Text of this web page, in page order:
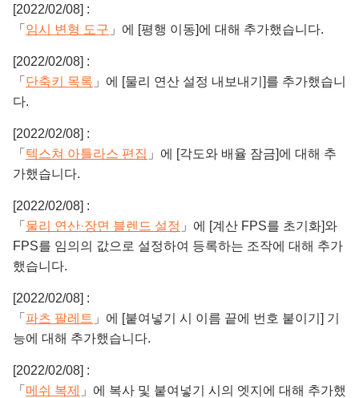
[2022/02/08] :
「 임시 변형 도구 」에 [평행 이동]에 대해 추가했습니다.
[2022/02/08] :
「 단축키 목록 」에 [물리 연산 설정 내보내기]를 추가했습니
다.
[2022/02/08] :
「 텍스쳐 아틀라스 편집 」에 [각도와 배율 잠금]에 대해 추
가했습니다.
[2022/02/08] :
「 물리 연산·장면 블렌드 설정 」에 [계산 FPS를 초기화]와
FPS를 임의의 값으로 설정하여 등록하는 조작에 대해 추가
했습니다.
[2022/02/08] :
「 파츠 팔레트 」에 [붙여넣기 시 이름 끝에 번호 붙이기] 기
능에 대해 추가했습니다.
[2022/02/08] :
「 메쉬 복제
」에 복사 및 붙여넣기 시의 엣지에 대해 추가했